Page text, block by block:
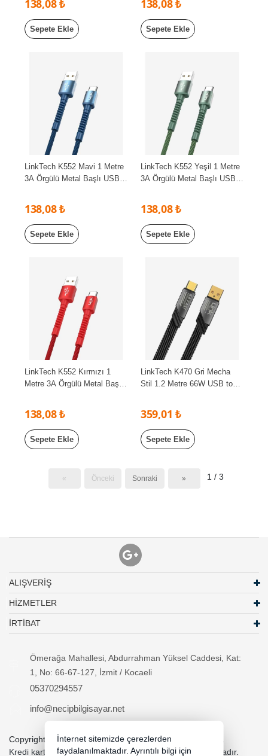
138,08 ₺
Sepete Ekle
138,08 ₺
Sepete Ekle
LinkTech K552 Mavi 1 Metre
3A Örgülü Metal Başlı USB
138,08 ₺
Sepete Ekle
LinkTech K552 Yeşil 1 Metre
3A Örgülü Metal Başlı USB
138,08 ₺
Sepete Ekle
LinkTech K552 Kırmızı 1
Metre 3A Örgülü Metal Başlı
138,08 ₺
Sepete Ekle
LinkTech K470 Gri Mecha
Stil 1.2 Metre 66W USB to
359,01 ₺
Sepete Ekle
« Önceki Sonraki » 1 / 3
ALIŞVERİŞ
HİZMETLER
İRTİBAT
Ömerağa Mahallesi, Abdurrahman Yüksel Caddesi, Kat:
1, No: 66-67-127, İzmit / Kocaeli
05370294557
info@necipbilgisayar.net
Copyright 2026 necipbilgisayar.net - Tüm hakları saklıdır.
Kredi kartı bilgileriniz 256bit SSL sertifikası ile korunmaktadır.
İnternet sitemizde çerezlerden
faydalanılmaktadır. Ayrıntılı bilgi için